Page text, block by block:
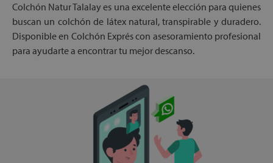
Colchón Natur Talalay es una excelente elección para quienes
buscan un colchón de látex natural, transpirable y duradero.
Disponible en Colchón Exprés con asesoramiento profesional
para ayudarte a encontrar tu mejor descanso.